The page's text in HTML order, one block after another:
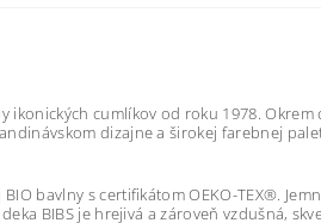
cumlíkov od roku 1978.
dizajne a širokej farebnej
bavlny s certifikátom OEKO-TEX®.
BIBS je hrejivá a zároveň vzdušná,